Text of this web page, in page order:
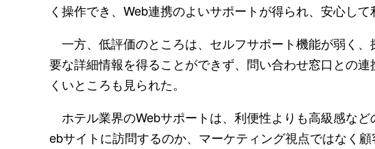
く操作でき、Web連携のよいサポートが得られ、安心して
一方、低評価のところは、セルフサポート機能が弱く
要な詳細情報を得ることができず、問い合わせ窓口との
くいところも見られた。
ホテル業界のWebサポートは、利便性よりも高級感な
ebサイトに訪問するのか、マーケティング視点ではなく顧